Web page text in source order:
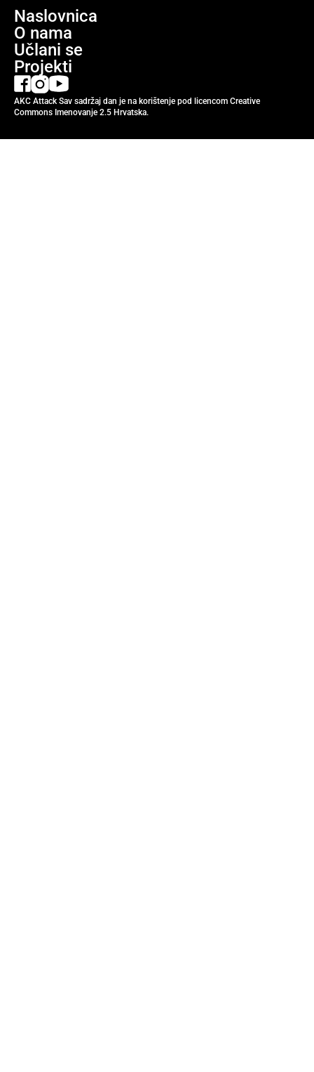
Naslovnica
O nama
Učlani se
Projekti
AKC Attack Sav sadržaj dan je na korištenje pod licencom Creative
Commons Imenovanje 2.5 Hrvatska.